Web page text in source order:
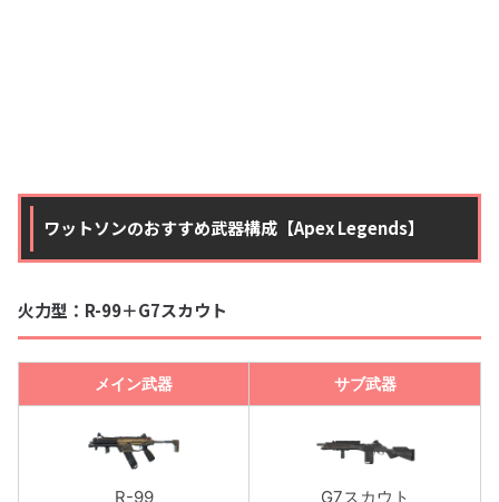
ワットソンのおすすめ武器構成【Apex Legends】
火力型：R-99＋G7スカウト
メイン武器 サブ武器
R-99 G7スカウト